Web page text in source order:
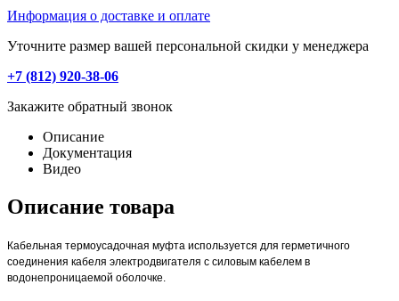
Информация о доставке и оплате
Уточните размер вашей персональной скидки у менеджера
+7 (812) 920-38-06
Закажите обратный звонок
Описание
Документация
Видео
Описание товара
Кабельная термоусадочная муфта используется для герметичного
соединения кабеля электродвигателя с силовым кабелем в
водонепроницаемой оболочке.